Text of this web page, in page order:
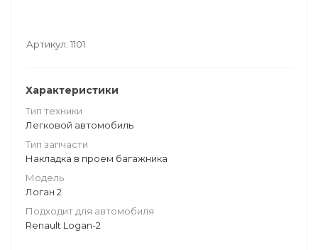
Артикул: 1101
Характеристики
Тип техники
Легковой автомобиль
Тип запчасти
Накладка в проем багажника
Модель
Логан 2
Подходит для автомобиля
Renault Logan-2